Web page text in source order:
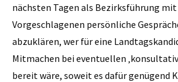
nächsten Tagen als Bezirksführung
Vorgeschlagenen persönliche
abzuklären, wer für eine
Mitmachen bei eventuellen
bereit wäre, soweit es dafür genügend